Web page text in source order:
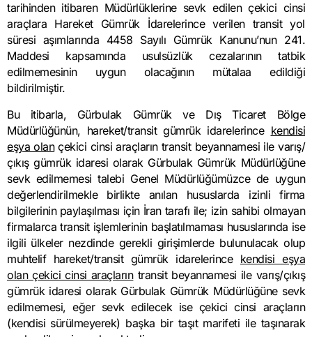
tarihinden itibaren Müdürlüklerine sevk edilen çekici cinsi
araçlara Hareket Gümrük İdarelerince verilen transit yol
süresi aşımlarında 4458 Sayılı Gümrük Kanunu’nun 241.
Maddesi kapsamında usulsüzlük cezalarının tatbik
edilmemesinin uygun olacağının mütalaa edildiği
bildirilmiştir.
Bu itibarla, Gürbulak Gümrük ve Dış Ticaret Bölge
Müdürlüğünün, hareket/transit gümrük idarelerince kendisi
eşya olançekici cinsi araçların transit beyannamesi ile varış/
çıkış gümrük idaresi olarak Gürbulak Gümrük Müdürlüğüne
sevk edilmemesi talebi Genel Müdürlüğümüzce de uygun
değerlendirilmekle birlikte anılan hususlarda izinli firma
bilgilerinin paylaşılması için İran tarafı ile; izin sahibi olmayan
firmalarca transit işlemlerinin başlatılmaması hususlarında ise
ilgili ülkeler nezdinde gerekli girişimlerde bulunulacak olup
muhtelif hareket/transit gümrük idarelerince kendisi eşya
olan çekici cinsi araçlarıntransit beyannamesi ile varış/çıkış
gümrük idaresi olarak Gürbulak Gümrük Müdürlüğüne sevk
edilmemesi, eğer sevk edilecek ise çekici cinsi araçların
(kendisi sürülmeyerek) başka bir taşıt marifeti ile taşınarak